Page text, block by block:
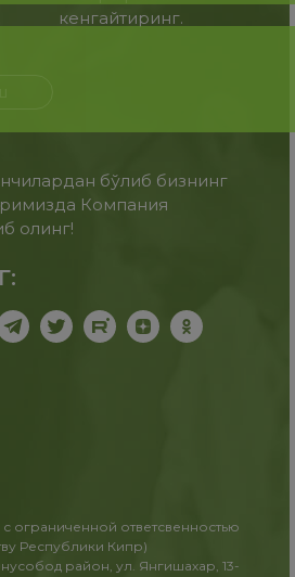
кенгайтиринг.
бўлиб бизнинг
Компания
олинг!
ограниченной ответсвенностью
Республики Кипр)
район, ул. Янгишахар, 13-